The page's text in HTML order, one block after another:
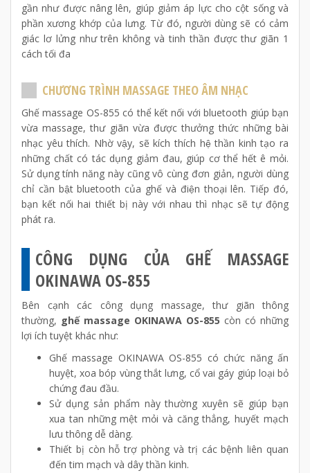
gần như được nâng lên, giúp giảm áp lực cho cột sống và
phần xương khớp của lưng. Từ đó, người dùng sẽ có cảm
giác lơ lửng như trên không và tinh thần được thư giãn 1
cách tối đa
CHƯƠNG TRÌNH MASSAGE THEO ÂM NHẠC
Ghế massage OS-855 có thể kết nối với bluetooth giúp bạn
vừa massage, thư giãn vừa được thưởng thức những bài
nhạc yêu thích. Nhờ vậy, sẽ kích thích hệ thần kinh tạo ra
những chất có tác dụng giảm đau, giúp cơ thể hết ê mỏi.
Sử dụng tính năng này cũng vô cùng đơn giản, người dùng
chỉ cần bật bluetooth của ghế và điện thoại lên. Tiếp đó,
bạn kết nối hai thiết bị này với nhau thì nhạc sẽ tự động
phát ra.
CÔNG DỤNG CỦA GHẾ MASSAGE
OKINAWA OS-855
Bên cạnh các công dụng massage, thư giãn thông
thường, ghế massage OKINAWA OS-855 còn có những
lợi ích tuyệt khác như:
Ghế massage OKINAWA OS-855 có chức năng ấn
huyệt, xoa bóp vùng thắt lưng, cổ vai gáy giúp loại bỏ
chứng đau đầu.
Sử dụng sản phẩm này thường xuyên sẽ giúp bạn
xua tan những mệt mỏi và căng thẳng, huyết mạch
lưu thông dễ dàng.
Thiết bị còn hỗ trợ phòng và trị các bệnh liên quan
đến tim mạch và dây thần kinh.